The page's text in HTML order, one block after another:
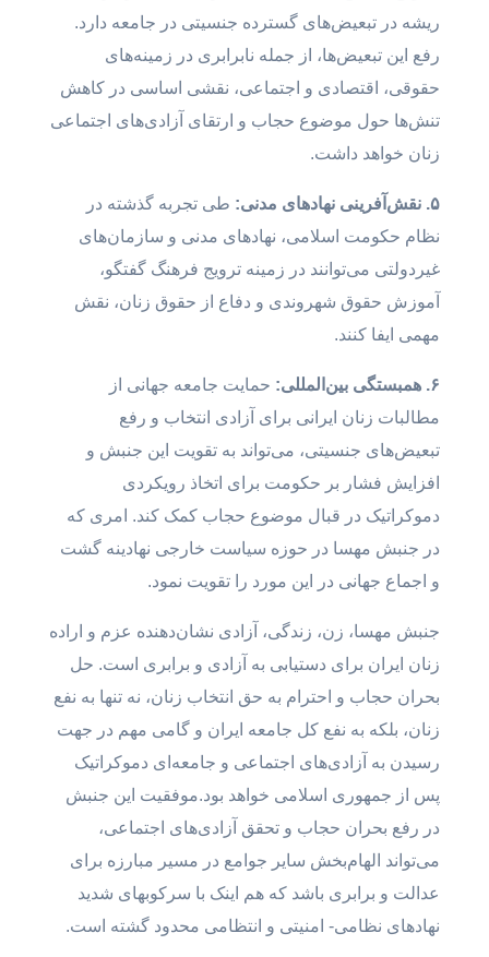
ریشه در تبعیض‌های گسترده جنسیتی در جامعه دارد.
رفع این تبعیض‌ها، از جمله نابرابری در زمینه‌های
حقوقی، اقتصادی و اجتماعی، نقشی اساسی در کاهش
تنش‌ها حول موضوع حجاب و ارتقای آزادی‌های اجتماعی
زنان خواهد داشت.
۵. نقش‌آفرینی نهادهای مدنی:
طی تجربه گذشته در
نظام حکومت اسلامی، نهادهای مدنی و سازمان‌های
غیردولتی می‌توانند در زمینه ترویج فرهنگ گفتگو،
آموزش حقوق شهروندی و دفاع از حقوق زنان، نقش
مهمی ایفا کنند.
۶. همبستگی بین‌المللی:
حمایت جامعه جهانی از
مطالبات زنان ایرانی برای آزادی انتخاب و رفع
تبعیض‌های جنسیتی، می‌تواند به تقویت این جنبش و
افزایش فشار بر حکومت برای اتخاذ رویکردی
دموکراتیک در قبال موضوع حجاب کمک کند. امری که
در جنبش مهسا در حوزه سیاست خارجی نهادینه گشت
و اجماع جهانی در این مورد را تقویت نمود.
جنبش مهسا، زن، زندگی، آزادی نشان‌دهنده عزم و اراده
زنان ایران برای دستیابی به آزادی و برابری است. حل
بحران حجاب و احترام به حق انتخاب زنان، نه تنها به نفع
زنان، بلکه به نفع کل جامعه ایران و گامی مهم در جهت
رسیدن به آزادی‌های اجتماعی و جامعه‌ای دموکراتیک
پس از جمهوری اسلامی خواهد بود.موفقیت این جنبش
در رفع بحران حجاب و تحقق آزادی‌های اجتماعی،
می‌تواند الهام‌بخش سایر جوامع در مسیر مبارزه برای
عدالت و برابری باشد که هم اینک با سرکوبهای شدید
نهادهای نظامی- امنیتی و انتظامی محدود گشته است.